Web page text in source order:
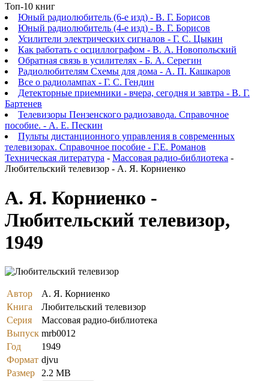
Топ-10 книг
Юный радиолюбитель (6-е изд) - В. Г. Борисов
Юный радиолюбитель (4-е изд) - В. Г. Борисов
Усилители электрических сигналов - Г. С. Цыкин
Как работать с осциллографом - В. А. Новопольский
Обратная связь в усилителях - Б. А. Серегин
Радиолюбителям Схемы для дома - А. П. Кашкаров
Все о радиолампах - Г. С. Гендин
Детекторные приемники - вчера, сегодня и завтра - В. Г.
Бартенев
Телевизоры Пензенского радиозавода. Справочное
пособие. - А. Е. Пескин
Пульты дистанционного управления в современных
телевизорах. Справочное пособие - Г.Е. Романов
Техническая литература - Массовая радио-библиотека -
Любительский телевизор - А. Я. Корниенко
А. Я. Корниенко -
Любительский телевизор,
1949
Автор
А. Я. Корниенко
Книга
Любительский телевизор
Серия
Массовая радио-библиотека
Выпуск mrb0012
Год
1949
Формат djvu
Размер
2.2 MB